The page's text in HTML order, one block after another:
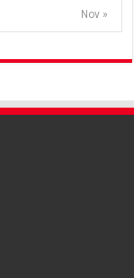
Nov »